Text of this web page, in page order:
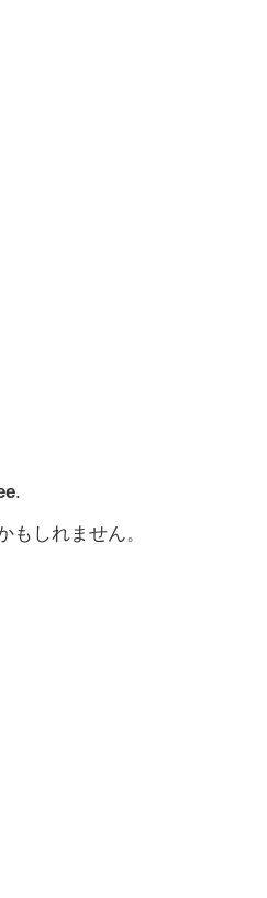
.
もしれません。